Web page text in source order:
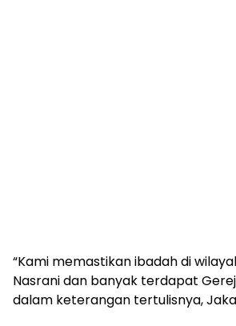
“Kami memastikan ibadah di
Nasrani dan banyak terdapat
dalam keterangan tertulisnya,